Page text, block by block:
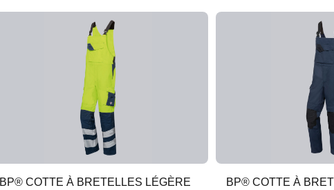
BP® COTTE À BRETELLES LÉGÈRE
BP® COTTE À